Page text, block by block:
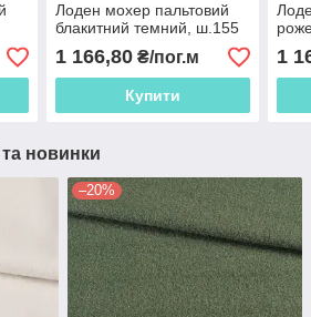
Лоден мохер пальтовий
блакитний темний, ш.155
1 166,80₴/пог.м
Купити
1
та новинки
–20%